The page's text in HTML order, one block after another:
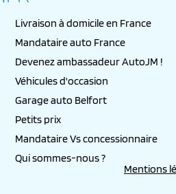
Livraison à domicile en France
Mandataire auto France
Devenez ambassadeur AutoJM !
Véhicules d'occasion
Garage auto Belfort
Petits prix
Mandataire Vs concessionnaire
Qui sommes-nous ?
Mentions